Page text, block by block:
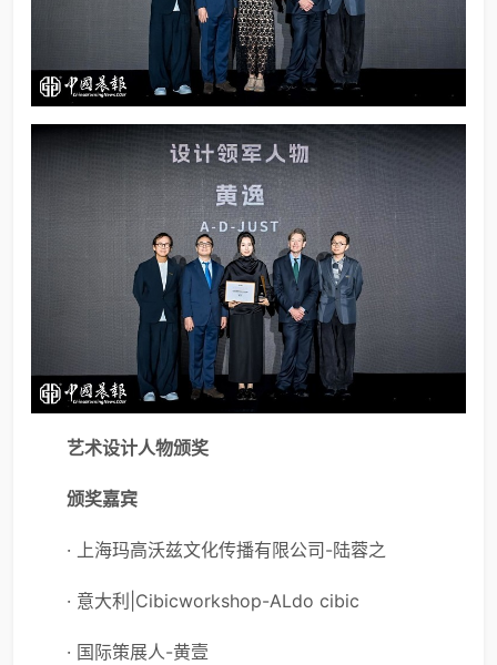
艺术设计人物颁奖
颁奖嘉宾
· 上海玛高沃兹文化传播有限公司-陆蓉之
· 意大利|Cibicworkshop-ALdo cibic
· 国际策展人-黄壹